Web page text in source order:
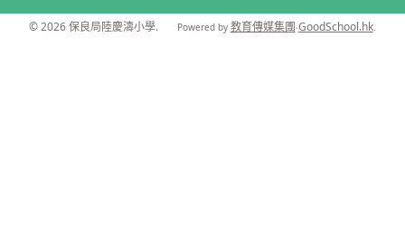
© 2026保良局陸慶濤小學. Powered by 教育傳媒集團‧GoodSchool.hk.